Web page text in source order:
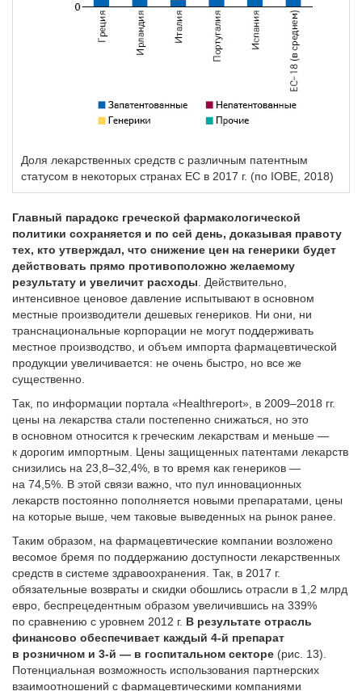
Доля лекарственных средств с различным патентным
статусом в некоторых странах ЕС в 2017 г. (по IOBE, 2018)
Главный парадокс греческой фармакологической
политики сохраняется и по сей день, доказывая правоту
тех, кто утверждал, что снижение цен на генерики будет
действовать прямо противоположно желаемому
результату и увеличит расходы . Действительно,
интенсивное ценовое давление испытывают в основном
местные производители дешевых генериков. Ни они, ни
транснациональные корпорации не могут поддерживать
местное производство, и объем импорта фармацевтической
продукции увеличивается: не очень быстро, но все же
существенно.
Так, по информации портала «Healthreport», в 2009–2018 гг.
цены на лекарства стали постепенно снижаться, но это
в основном относится к греческим лекарствам и меньше —
к дорогим импортным. Цены защищенных патентами лекарств
снизились на 23,8–32,4%, в то время как генериков —
на 74,5%. В этой связи важно, что пул инновационных
лекарств постоянно пополняется новыми препаратами, цены
на которые выше, чем таковые выведенных на рынок ранее.
Таким образом, на фармацевтические компании возложено
весомое бремя по поддержанию доступности лекарственных
средств в системе здравоохранения. Так, в 2017 г.
обязательные возвраты и скидки обошлись отрасли в 1,2 млрд
евро, беспрецедентным образом увеличившись на 339%
по сравнению с уровнем 2012 г. В результате отрасль
финансово обеспечивает каждый 4-й препарат
в розничном и 3-й — в госпитальном секторе (рис. 13).
Потенциальная возможность использования партнерских
взаимоотношений с фармацевтическими компаниями